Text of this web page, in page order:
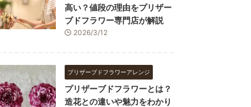
高い？値段の理由をプリザー
ブドフラワー専門店が解説
2026/3/12
プリザーブドフラワーアレンジ
プリザーブドフラワーとは？
造花との違いや魅力をわかり